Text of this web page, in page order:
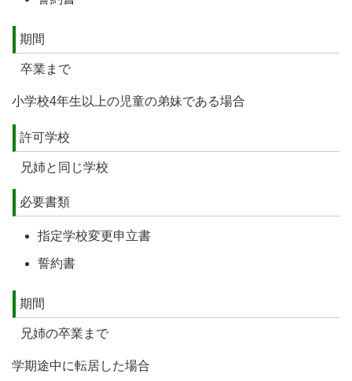
期間
卒業まで
小学校4年生以上の児童の弟妹である場合
許可学校
兄姉と同じ学校
必要書類
指定学校変更申立書
誓約書
期間
兄姉の卒業まで
学期途中に転居した場合